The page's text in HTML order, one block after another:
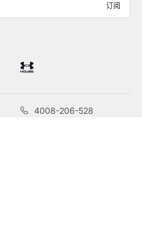
订阅
4008-206-528